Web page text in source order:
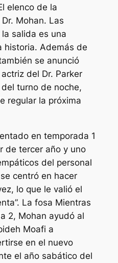
elenco de la
Mohan. Las
salida es una
historia. Además de
se anunció
del Dr. Parker
turno de noche,
regular la próxima
en temporada 1
de tercer año y uno
del personal
centró en hacer
lo que le valió el
La fosa Mientras
2, Mohan ayudó al
Moafi a
en el nuevo
el año sabático del